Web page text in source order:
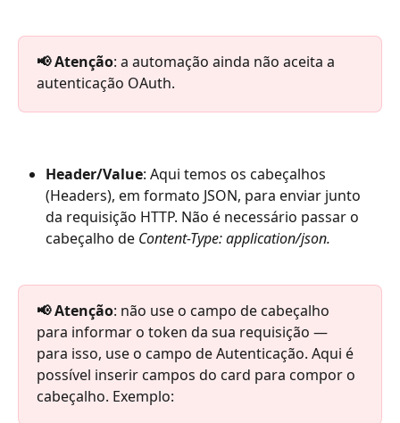
📢 Atenção: a automação ainda não aceita a
autenticação OAuth.
Header/Value: Aqui temos os cabeçalhos
(Headers), em formato JSON, para enviar junto
da requisição HTTP. Não é necessário passar o
cabeçalho de Content-Type: application/json.
📢 Atenção: não use o campo de cabeçalho
para informar o token da sua requisição —
para isso, use o campo de Autenticação. Aqui é
possível inserir campos do card para compor o
cabeçalho. Exemplo: